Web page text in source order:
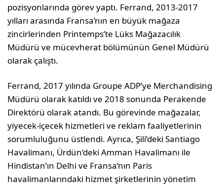
pozisyonlarında görev yaptı. Ferrand, 2013-2017
yılları arasında Fransa’nın en büyük mağaza
zincirlerinden Printemps’te Lüks Mağazacılık
Müdürü ve mücevherat bölümünün Genel Müdürü
olarak çalıştı.
Ferrand, 2017 yılında Groupe ADP’ye Merchandising
Müdürü olarak katıldı ve 2018 sonunda Perakende
Direktörü olarak atandı. Bu görevinde mağazalar,
yiyecek-içecek hizmetleri ve reklam faaliyetlerinin
sorumluluğunu üstlendi. Ayrıca, Şili’deki Santiago
Havalimanı, Ürdün’deki Amman Havalimanı ile
Hindistan’ın Delhi ve Fransa’nın Paris
havalimanlarındaki hizmet şirketlerinin yönetim